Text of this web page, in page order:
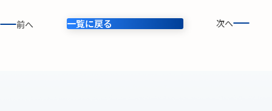
前へ 一覧に戻る 次へ